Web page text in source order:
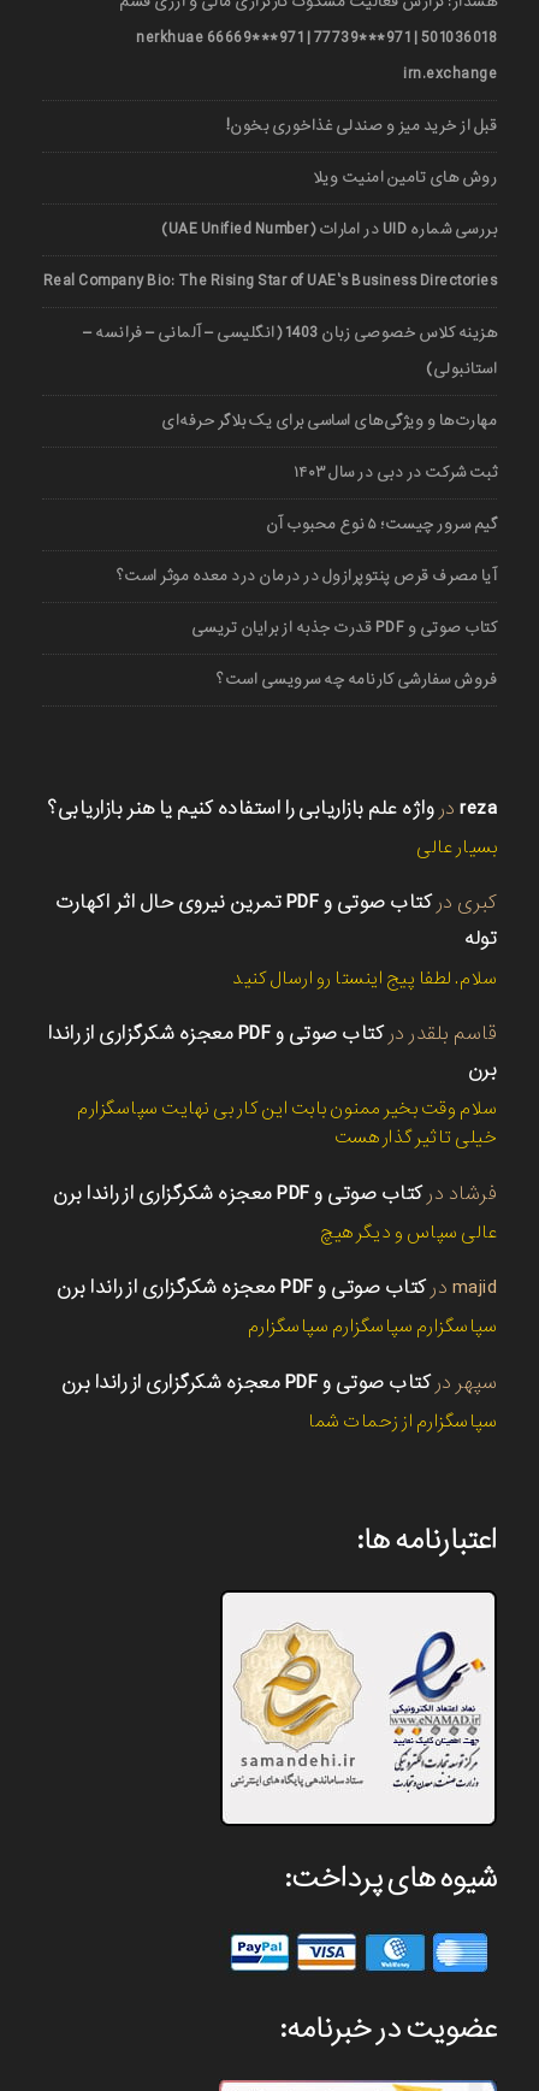
501036018 | 971***77739 | 971***66669 nerkhuae
irn.exchange
قبل از خرید میز و صندلی غذاخوری بخون!
روش های تامین امنیت ویلا
بررسی شماره UID در امارات (UAE Unified Number)
Real Company Bio: The Rising Star of UAE’s Business Directories
هزینه کلاس خصوصی زبان 1403 (انگلیسی – آلمانی – فرانسه –
استانبولی)
مهارت‌ها و ویژگی‌های اساسی برای یک بلاگر حرفه‌ای
ثبت شرکت در دبی در سال ۱۴۰۳
گیم سرور چیست؛ ۵ نوع محبوب آن
آیا مصرف قرص پنتوپرازول در درمان درد معده موثر است؟
کتاب صوتی و PDF قدرت جذبه از برایان تریسی
فروش سفارشی کارنامه چه سرویسی است؟
reza در واژه علم بازاریابی را استفاده کنیم یا هنر بازاریابی؟
بسیار عالی
کبری در
کتاب صوتی و PDF تمرین نیروی حال اثر اکهارت
توله
سلام. لطفا پیج اینستا رو ارسال کنید
قاسم بلقدر در
کتاب صوتی و PDF معجزه شکرگزاری از راندا
برن
سلام وقت بخیر ممنون بابت این کار بی نهایت سپاسگزارم
خیلی تاثیر گذار هست
فرشاد درکتاب صوتی و PDF معجزه شکرگزاری از راندا برن
عالی سپاس و دیگر هیچ
majid درکتاب صوتی و PDF معجزه شکرگزاری از راندا برن
سپاسگزارم سپاسگزارم سپاسگزارم
سپهر درکتاب صوتی و PDF معجزه شکرگزاری از راندا برن
سپاسگزارم از زحمات شما
اعتبارنامه ها:
شیوه های پرداخت:
عضویت در خبرنامه: